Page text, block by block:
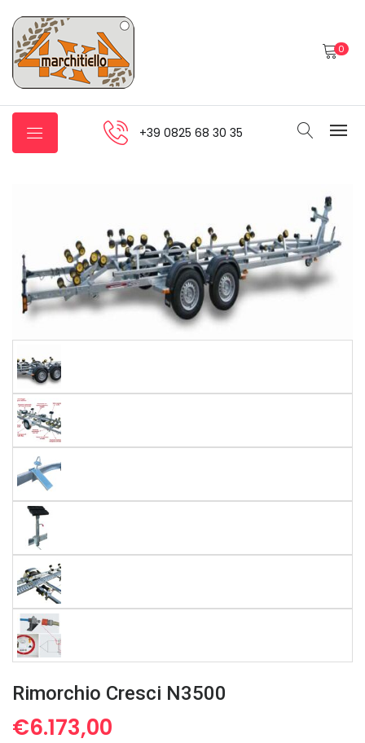
0
+39 0825 68 30 35
Rimorchio Cresci N3500
€6.173,00